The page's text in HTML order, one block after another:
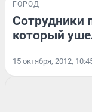
ГОРОД
Сотрудники
который
15 октября, 2012,